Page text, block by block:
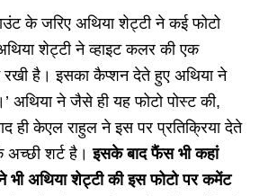
के जरिए अथिया शेट्टी ने कई फोटो
शेट्टी ने व्हाइट कलर की एक
है। इसका कैप्शन देते हुए अथिया ने
अथिया ने जैसे ही यह फोटो पोस्ट की,
केएल राहुल ने इस पर प्रतिक्रिया देते
अच्छी शर्ट है। इसके बाद फैंस भी कहां
भी अथिया शेट्टी की इस फोटो पर कमेंट